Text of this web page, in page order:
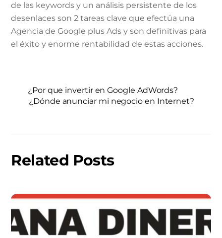
de las keywords y un análisis persistente de los
desenlaces son 2 tareas clave que efectúa una
Agencia de Google plus Ads y son definitivas para
el éxito y enorme rentabilidad de estas acciones.
¿Por que invertir en Google AdWords?
¿Dónde anunciar mi negocio en Internet?
Related Posts